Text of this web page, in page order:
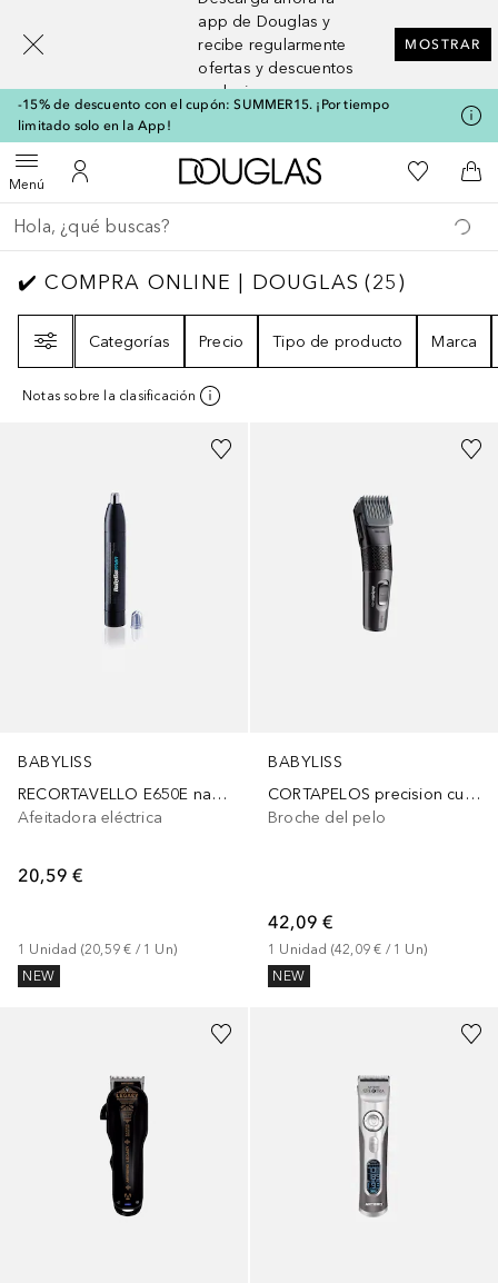
app de Douglas y
recibe regularmente
ofertas y descuentos
exclusivos
MOSTRAR
-15% de descuento con el cupón: SUMMER15. ¡Por tiempo
limitado solo en la App!
MenúAbrir menúMi cuenta
A Douglas HomeMi lista de
A
Regresar
Ejecutar búsqueda
✔️ COMPRA ONLINE | DOUGLAS25
✔️ COMPRA ONLINE | DOUGLAS (25)
Categorías
Precio Tipo de producto Marca
Notas sobre la clasificación
BABYLISS
RECORTAVELLO E650E nariz y orejas
Afeitadora eléctrica
20,59 €
1 Unidad (20,59 € / 1 Un)
NEW
BABYLISS
CORTAPELOS precision cut E786E 2 mm-24 mm
Broche del pelo
42,09 €
1 Unidad (42,09 € / 1 Un)
NEW
[navigation.slideout.screenreader]